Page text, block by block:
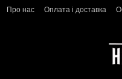
Про нас Оплата і доставка